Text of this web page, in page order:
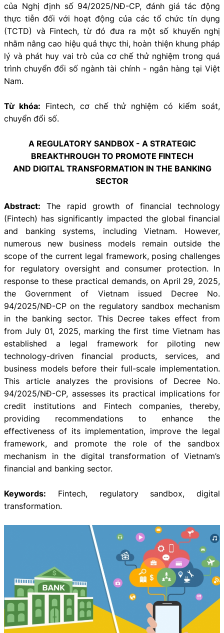
của Nghị định số 94/2025/NĐ-CP, đánh giá tác động
thực tiễn đối với hoạt động của các tổ chức tín dụng
(TCTD) và Fintech, từ đó đưa ra một số khuyến nghị
nhằm nâng cao hiệu quả thực thi, hoàn thiện khung pháp
lý và phát huy vai trò của cơ chế thử nghiệm trong quá
trình chuyển đổi số ngành tài chính - ngân hàng tại Việt
Nam.
Từ khóa: Fintech, cơ chế thử nghiệm có kiểm soát,
chuyển đổi số.
A REGULATORY SANDBOX - A STRATEGIC
BREAKTHROUGH TO PROMOTE FINTECH
AND DIGITAL TRANSFORMATION IN THE BANKING
SECTOR
Abstract: The rapid growth of financial technology
(Fintech) has significantly impacted the global financial
and banking systems, including Vietnam. However,
numerous new business models remain outside the
scope of the current legal framework, posing challenges
for regulatory oversight and consumer protection. In
response to these practical demands, on April 29, 2025,
the Government of Vietnam issued Decree No.
94/2025/NĐ-CP on the regulatory sandbox mechanism
in the banking sector. This Decree takes effect from
from July 01, 2025, marking the first time Vietnam has
established a legal framework for piloting new
technology-driven financial products, services, and
business models before their full-scale implementation.
This article analyzes the provisions of Decree No.
94/2025/NĐ-CP, assesses its practical implications for
credit institutions and Fintech companies, thereby,
providing recommendations to enhance the
effectiveness of its implementation, improve the legal
framework, and promote the role of the sandbox
mechanism in the digital transformation of Vietnam’s
financial and banking sector.
Keywords: Fintech, regulatory sandbox, digital
transformation.